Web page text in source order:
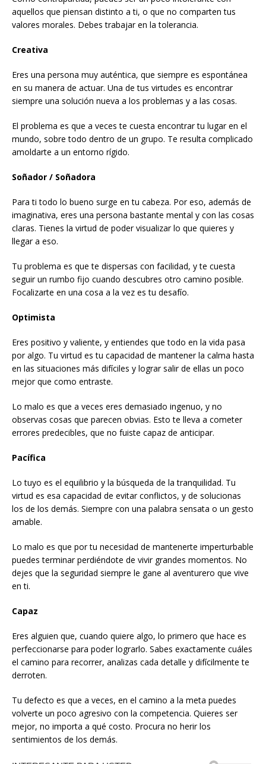
aquellos que piensan distinto a ti, o que no comparten tus
valores morales. Debes trabajar en la tolerancia.
Creativa
Eres una persona muy auténtica, que siempre es espontánea
en su manera de actuar. Una de tus virtudes es encontrar
siempre una solución nueva a los problemas y a las cosas.
El problema es que a veces te cuesta encontrar tu lugar en el
mundo, sobre todo dentro de un grupo. Te resulta complicado
amoldarte a un entorno rígido.
Soñador / Soñadora
Para ti todo lo bueno surge en tu cabeza. Por eso, además de
imaginativa, eres una persona bastante mental y con las cosas
claras. Tienes la virtud de poder visualizar lo que quieres y
llegar a eso.
Tu problema es que te dispersas con facilidad, y te cuesta
seguir un rumbo fijo cuando descubres otro camino posible.
Focalizarte en una cosa a la vez es tu desafío.
Optimista
Eres positivo y valiente, y entiendes que todo en la vida pasa
por algo. Tu virtud es tu capacidad de mantener la calma hasta
en las situaciones más difíciles y lograr salir de ellas un poco
mejor que como entraste.
Lo malo es que a veces eres demasiado ingenuo, y no
observas cosas que parecen obvias. Esto te lleva a cometer
errores predecibles, que no fuiste capaz de anticipar.
Pacífica
Lo tuyo es el equilibrio y la búsqueda de la tranquilidad. Tu
virtud es esa capacidad de evitar conflictos, y de solucionas
los de los demás. Siempre con una palabra sensata o un gesto
amable.
Lo malo es que por tu necesidad de mantenerte imperturbable
puedes terminar perdiéndote de vivir grandes momentos. No
dejes que la seguridad siempre le gane al aventurero que vive
en ti.
Capaz
Eres alguien que, cuando quiere algo, lo primero que hace es
perfeccionarse para poder lograrlo. Sabes exactamente cuáles
el camino para recorrer, analizas cada detalle y difícilmente te
derroten.
Tu defecto es que a veces, en el camino a la meta puedes
volverte un poco agresivo con la competencia. Quieres ser
mejor, no importa a qué costo. Procura no herir los
sentimientos de los demás.